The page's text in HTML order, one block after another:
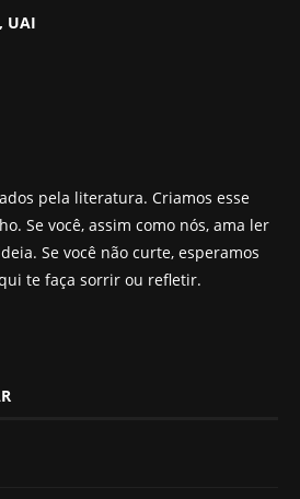
UAI
pela literatura. Criamos esse
Se você, assim como nós, ama ler
Se você não curte, esperamos
te faça sorrir ou refletir.